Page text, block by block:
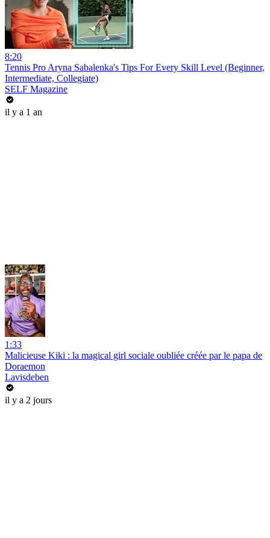
8:20
Tennis Pro Aryna Sabalenka's Tips For Every Skill Level (Beginner,
Intermediate, Collegiate)
SELF Magazine
il y a 1 an
1:33
Malicieuse Kiki : la magical girl sociale oubliée créée par le papa de
Doraemon
Lavisdeben
il y a 2 jours